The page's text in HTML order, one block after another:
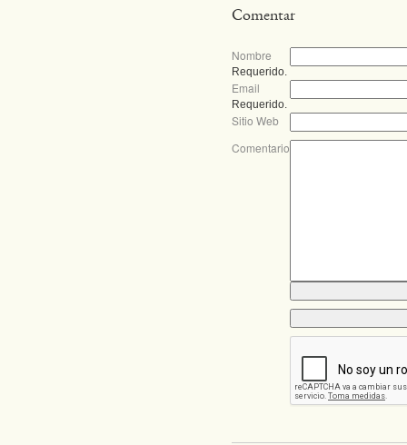
Comentar
Nombre
Requerido.
Email
Requerido.
Sitio Web
Comentario